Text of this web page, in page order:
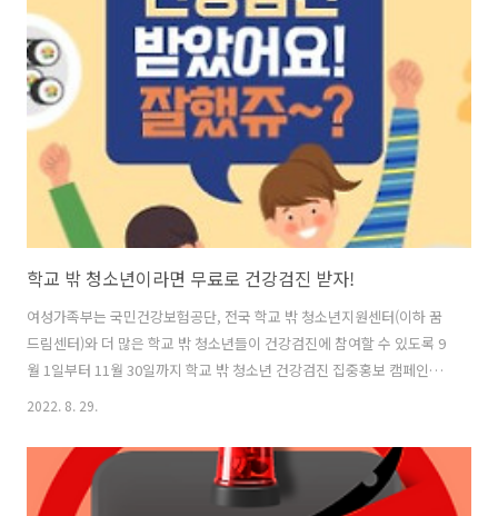
올해는 9월 9~12까지 나흘간 통행료가 면제된다고 합니다. 휴게소 및 버
스, 철도 내 실내 취식도 가능합니다. 다만 방역수칙은 철저히 지켜야겠
죠. 사람들이 많이 붐비는 철도, 버스, 여객터미날에서 마스크 착용은 필
수입니다. 정부는 추석 방역·의료대책과 관련해 경기, 경남, 전남 ..
학교 밖 청소년이라면 무료로 건강검진 받자!
여성가족부는 국민건강보험공단, 전국 학교 밖 청소년지원센터(이하 꿈
드림센터)와 더 많은 학교 밖 청소년들이 건강검진에 참여할 수 있도록 9
월 1일부터 11월 30일까지 학교 밖 청소년 건강검진 집중홍보 캠페인을
실시한다. 여성가족부는 국민건강보험공단과 학교 밖 청소년의 건강검
다. 행사 기간(8.1.~10.31.)동안 건강검진을 받고 검진을 인증한 학교 밖
청소년(선착순 500명)에게 1만원 상당의 모바일 상품권을 제공한다. 또
한 청소년들이 많이 이용하는 당근마켓, 콴다(QUANDA) 등 모바일 앱을
2022. 8. 29.